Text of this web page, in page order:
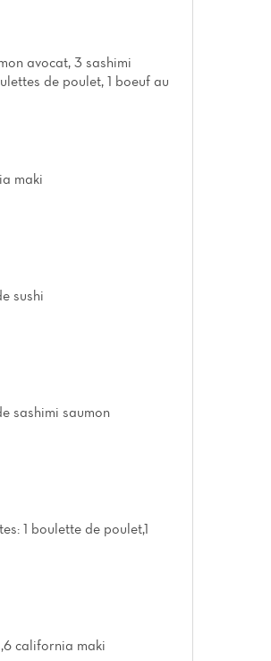
avocat, 3 sashimi
de poulet, 1 boeuf au
maki
sushi
sashimi saumon
1 boulette de poulet,1
california maki